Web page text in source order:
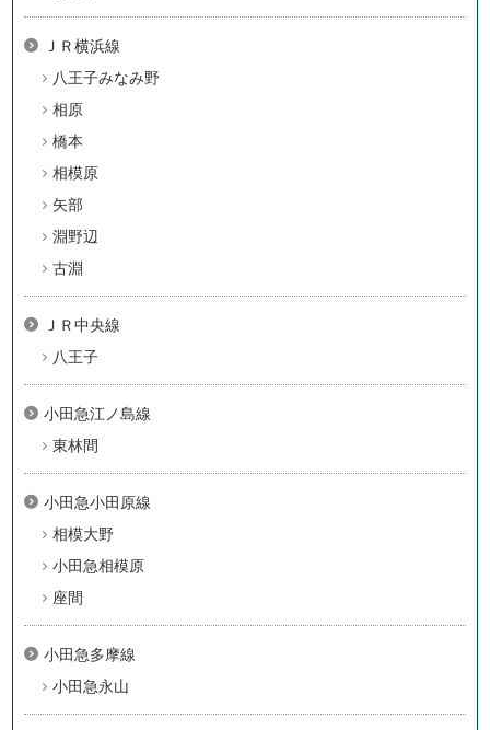
ＪＲ横浜線
八王子みなみ野
相原
橋本
相模原
矢部
淵野辺
古淵
ＪＲ中央線
八王子
小田急江ノ島線
東林間
小田急小田原線
相模大野
小田急相模原
座間
小田急多摩線
小田急永山